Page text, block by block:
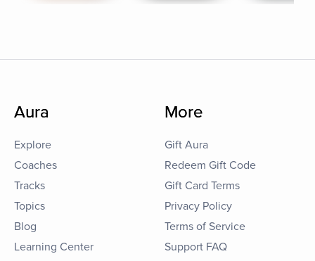
Aura
Explore
Coaches
Tracks
Topics
Blog
Learning Center
More
Gift Aura
Redeem Gift Code
Gift Card Terms
Privacy Policy
Terms of Service
Support FAQ